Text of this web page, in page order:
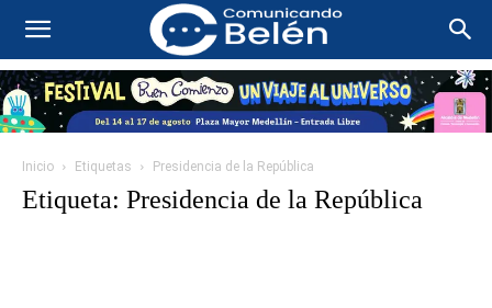
Inicio Etiquetas Presidencia de la República
Etiqueta: Presidencia de la República